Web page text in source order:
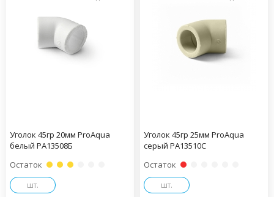
Уголок 45гр 20мм ProAqua
белый PA13508Б
Остаток
шт.
Уголок 45гр 25мм ProAqua
серый PA13510С
Остаток
шт.